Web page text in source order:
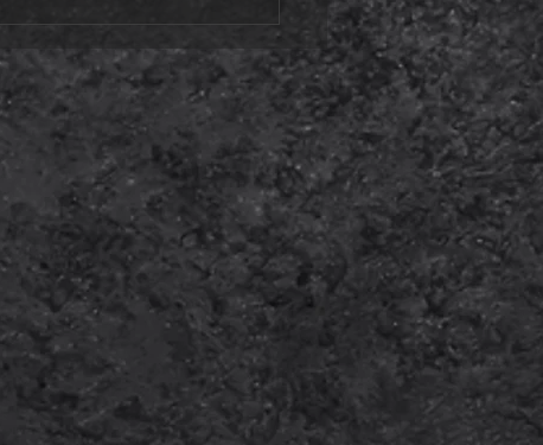
U ZA
ŠKOLARCE
U
PUT -
KROZ